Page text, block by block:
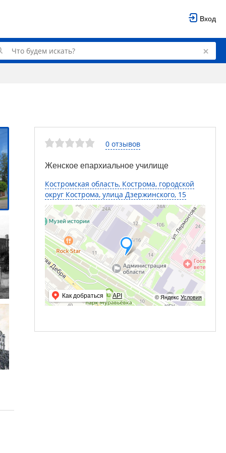
Вход
0 отзывов
Женское епархиальное училище
Костромская область, Кострома, городской
округ Кострома, улица Дзержинского, 15
© Яндекс Условия
Как добраться API